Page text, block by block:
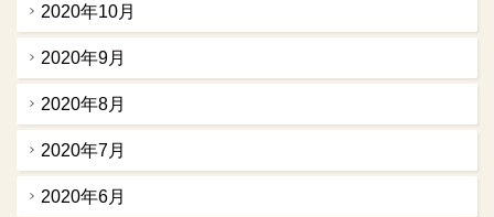
2020年10月
2020年9月
2020年8月
2020年7月
2020年6月